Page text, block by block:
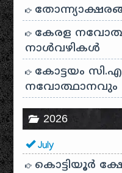
കേരള
നാൾവഴികൾ
കോട്ടയം
നവോത്ഥാനവും
2026
July
കൊട്ടിയൂർ